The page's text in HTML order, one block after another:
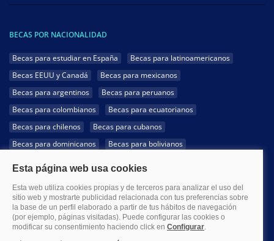
BECAS POR NACIONALIDAD
Becas para estudiar en España
Becas para latinoamericanos
Becas EEUU y Canadá
Becas para mexicanos
Becas para argentinos
Becas para peruanos
Becas para colombianos
Becas para ecuatorianos
Becas para chilenos
Becas para cubanos
Becas para dominicanos
Becas para bolivianos
Becas para hondureños
Becas para paraguayos
Becas para uruguayos
Becas para salvadoreños